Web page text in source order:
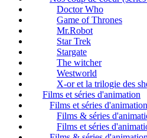
Doctor Who
Game of Thrones
Mr.Robot
Star Trek
Stargate
The witcher
Westworld
X-or et la trilogie des
Films et séries d'animation
Films et séries
Films & séries
Films et séries